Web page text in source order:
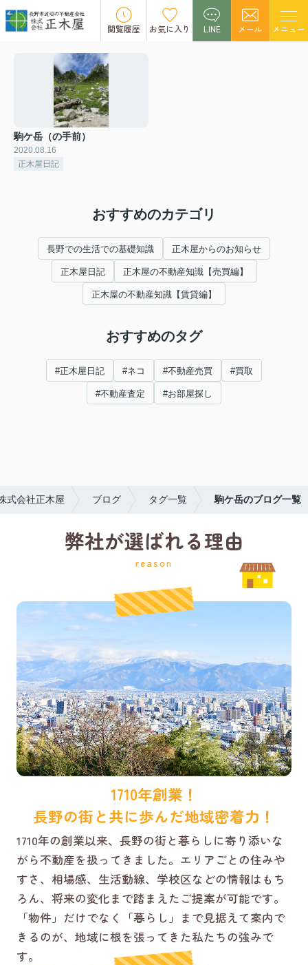
閲覧履歴 お気に入り LINE メール メニュー
駒ケ岳のブログ一覧
駒ケ岳（の手前）
2020.08.16
正木屋日記
おすすめのカテゴリ
長野での生活での基礎知識 正木屋からのお知らせ
正木屋日記 正木屋の不動産知識【売買編】
正木屋の不動産知識【賃貸編】
おすすめのタグ
#正木屋日記 #ネコ #不動産売買 #買取
#不動産査定 #お部屋探し
式会社正木屋 ブログ タグ一覧 駒ケ岳のブログ一覧
弊社が選ばれる理由
reason
1710年創業！
長野の街と共に歩んだ地域密着力！
1710年の創業以来、長野の街と暮らしに寄り添いな
がら不動産を扱ってきました。エリアごとの住みや
すさ、相場感、生活動線、学校区などの情報はもち
ろん、将来の変化まで踏まえたご提案が可能です。
「物件」だけでなく「暮らし」まで見据えて案内で
きるのが、地域に根を張ってきた私たちの強みで
す。